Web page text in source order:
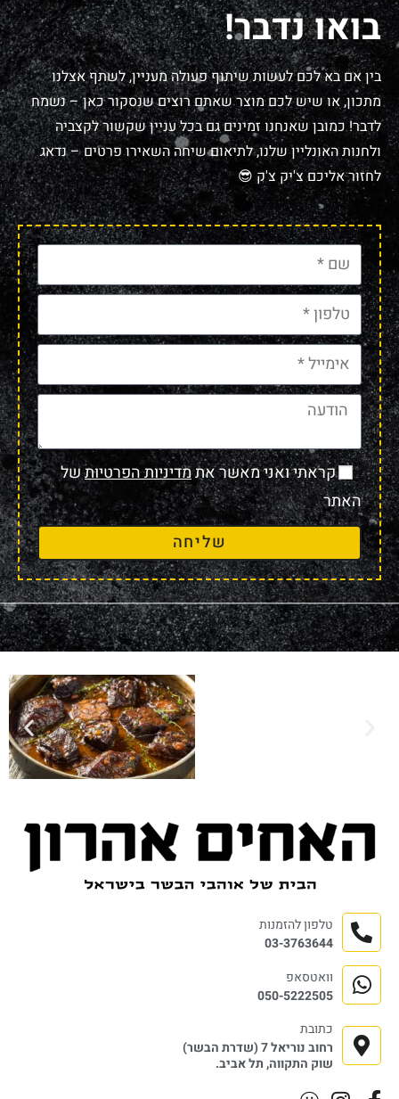
בואו נדבר!
בין אם בא לכם לעשות שיתוף פעולה מעניין, לשתף אצלנו
מתכון, או שיש לכם מוצר שאתם רוצים שנסקור כאן – נשמח
לדבר! כמובן שאנחנו זמינים גם בכל עניין שקשור לקצביה
ולחנות האונליין שלנו, לתיאום שיחה השאירו פרטים – נדאג
לחזור אליכם צ'יק צ'ק 😎
קראתי ואני מאשר אתמדיניות הפרטיותשל
האתר
שליחה
טלפון להזמנות
03-3763644
וואטסאפ
050-5222505
כתובת
רחוב נוריאל 7 (שדרת הבשר)
שוק התקווה, תל אביב.